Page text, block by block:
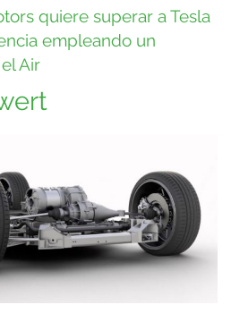
quiere superar a Tesla
empleando un
Air